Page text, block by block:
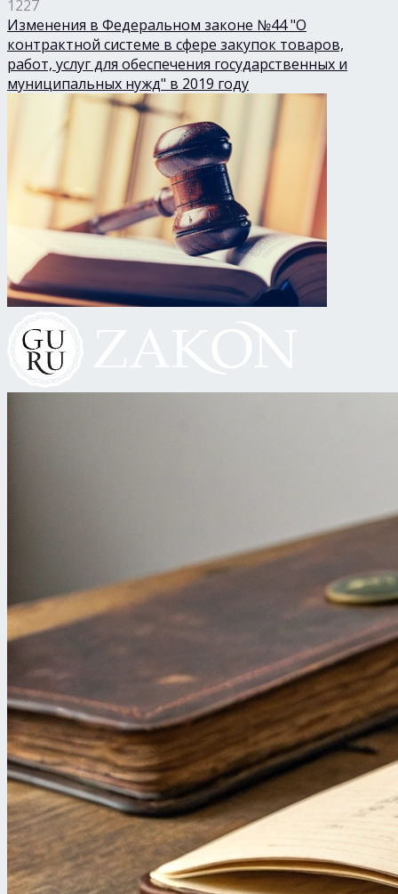
1227
Изменения в Федеральном законе №44 "О
контрактной системе в сфере закупок товаров,
работ, услуг для обеспечения государственных и
муниципальных нужд" в 2019 году